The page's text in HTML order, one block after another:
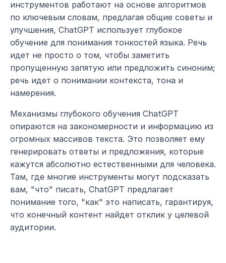
инструментов работают на основе алгоритмов
по ключевым словам, предлагая общие советы и
улучшения, ChatGPT использует глубокое
обучение для понимания тонкостей языка. Речь
идет не просто о том, чтобы заметить
пропущенную запятую или предложить синоним;
речь идет о понимании контекста, тона и
намерения.
Механизмы глубокого обучения ChatGPT
опираются на закономерности и информацию из
огромных массивов текста. Это позволяет ему
генерировать ответы и предложения, которые
кажутся абсолютно естественными для человека.
Там, где многие инструменты могут подсказать
вам, "что" писать, ChatGPT предлагает
понимание того, "как" это написать, гарантируя,
что конечный контент найдет отклик у целевой
аудитории.